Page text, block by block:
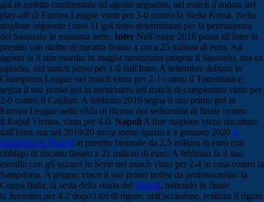
gol in ambito continentale ad agosto seguente, nel match d'andata del
play-off di Europa League vinto per 3-0 contro la Stella Rossa. Nella
stagione seguente i suoi 11 gol sono determinanti per la permanenza
del Sassuolo in massima serie. Inter Nell'estate 2018 passa all'Inter in
prestito con diritto di riscatto fissato a circa 25 milioni di euro. Ad
agosto fa il suo esordio in maglia nerazzurra proprio il Sassuolo, sua ex
squadra, nel match perso per 1-0 dall'Inter. A settembre debutta in
Champions League nel match vinto per 2-1 contro il Tottenham e
segna il suo primo gol in nerazzurro nel match di campionato vinto per
2-0 contro il Cagliari. A febbraio 2019 segna il suo primo gol in
Europa League nella sfida di ritorno dei sedicesimi di finale contro
il Rapid Vienna, vinta per 4-0. Napoli A fine stagione viene riscattato
dall'Inter, ma nel 2019/20 trova meno spazio e a gennaio 2020 si
trasferisce al Napoli in prestito biennale da 2,5 milioni di euro con
obbligo di riscatto fissato a 21 milioni di euro. A febbraio fa il suo
esordio con gli azzurri in Serie nel match vinto per 2-4 in casa contro la
Sampdoria. A giugno vince il suo primo trofeo da professionista: la
Coppa Italia, la sesta della storia del Napoli, battendo in finale
la Juventus per 4-2 dopo i tiri di rigore: nell'occasione, realizza il rigore